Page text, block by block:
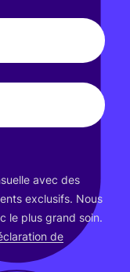
avec des
exclu­sifs. Nous
le plus grand soin.
de